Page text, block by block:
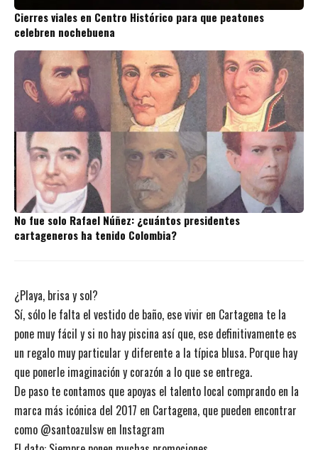
Cierres viales en Centro Histórico para que peatones
celebren nochebuena
No fue solo Rafael Núñez: ¿cuántos presidentes
cartageneros ha tenido Colombia?
¿Playa, brisa y sol?
Sí, sólo le falta el vestido de baño, ese vivir en Cartagena te la
pone muy fácil y si no hay piscina así que, ese definitivamente es
un regalo muy particular y diferente a la típica blusa. Porque hay
que ponerle imaginación y corazón a lo que se entrega.
De paso te contamos que apoyas el talento local comprando en la
marca más icónica del 2017 en Cartagena, que pueden encontrar
como @santoazulsw en Instagram